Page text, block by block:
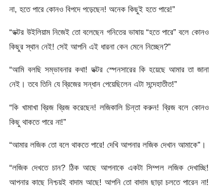
না, হতে পারে কোনও বিপদে পড়েছেন! অনেক কিছুই হতে পারে!”
“ডক্টর উইলিয়াম নিজেই তো বলেছেন গনিতের ভাষায় “হতে পারে” বলে কোনও
কিছুর স্থান নেই! সেই আপনি এই ধারনা কেন মেনে নিচ্ছেন?”
“আমি বলছি সম্ভাবনার কথা! ডক্টর স্পেনসারের কি হয়েছে আমার তা জানা
নেই। তবে তিনি যে ব্রিজের সন্ধান পেয়েছিলেন এটা সন্দেহাতীত!”
“কি খামাখা ব্রিজ ব্রিজ করেছেন! লজিকালি চিন্তা করুন! ব্রিজ বলে কোনও
কিছু থাকতে পারে না!”
“আমার লজিক তো বলে থাকতে পারে! দেখি আপনার লজিক দেখান আমাকে”।
“লজিক দেখতে চান? ঠিক আছে আপনাকে একটা সিম্পল লজিক দেখাচ্ছি!
আপনার কাছে নিশ্চয়ই বাদাম আছে! আপনি তো বাদাম ছাড়া চলতে পারেন না!